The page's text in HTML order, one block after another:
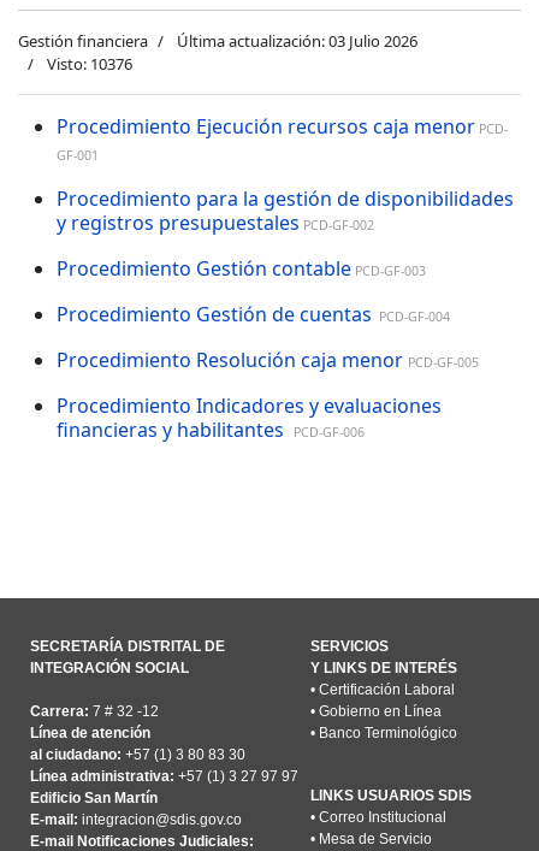
Gestión financiera
Última actualización: 03 Julio 2026
Visto: 10376
Procedimiento Ejecución recursos caja menor PCD-
GF-001
Procedimiento para la gestión de disponibilidades
y registros presupuestales PCD-GF-002
Procedimiento Gestión contable PCD-GF-003
Procedimiento Gestión de cuentas PCD-GF-004
Procedimiento Resolución caja menor PCD-GF-005
Procedimiento Indicadores y evaluaciones
financieras y habilitantes
PCD-GF-006
SECRETARÍA DISTRITAL DE
INTEGRACIÓN SOCIAL
Carrera: 7 # 32 -12
Línea de atención
al ciudadano: +57 (1) 3 80 83 30
Línea administrativa: +57 (1) 3 27 97 97
Edificio San Martín
E-mail: integracion@sdis.gov.co
E-mail Notificaciones Judiciales:
SERVICIOS
Y LINKS DE INTERÉS
• Certificación Laboral
• Gobierno en Línea
• Banco Terminológico
LINKS USUARIOS SDIS
• Correo Institucional
• Mesa de Servicio